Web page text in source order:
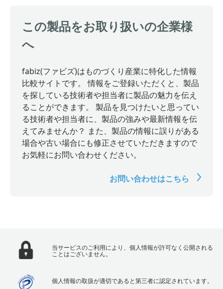
この製品をお取り扱いの企業様
へ
fabiz(ファビズ)はものづくり産業に特化した情報
比較サイトです。 情報をご登録いただくと、製品
を探している技術者や担当者に製品の魅力を伝え
ることができます。 製品を見つけたいと思ってい
る技術者や担当者に、製品の強みや最新情報を伝
えてみませんか？ また、製品の情報に誤りがある
場合や古い場合にも修正させていただきますので
お気軽にお問い合わせください。
お問い合わせはこちら
当サービスのご利用により、個人情報が許可なく公開される
ことはございません。
個人情報の取扱が適切であると第三者に認定されています。